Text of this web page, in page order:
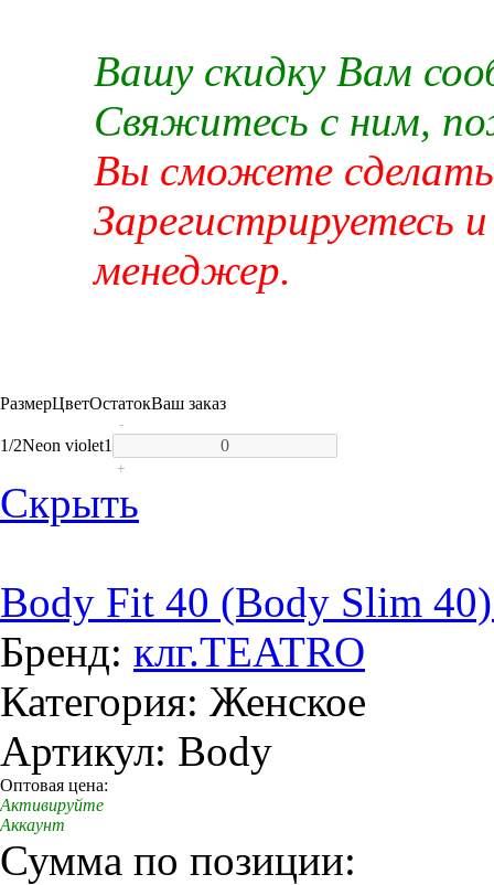
Вашу скидку Вам
Свяжитесь с ним,
Вы сможете сделать
Зарегистрируетесь
менеджер.
РазмерЦветОстатокВаш заказ
1/2Neon violet1
-
+
Скрыть
Body Fit 40 (Body Slim
Бренд: клг.TEATRO
Категория: Женское
Артикул: Body
Оптовая цена:
Активируйте
Аккаунт
Сумма по позиции: